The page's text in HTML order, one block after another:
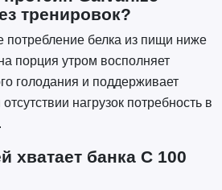
тренировок?
потребление белка из пищи ниже
порция утром восполняет
голодания и поддерживает
нагрузок потребность в
хватает банка C 100